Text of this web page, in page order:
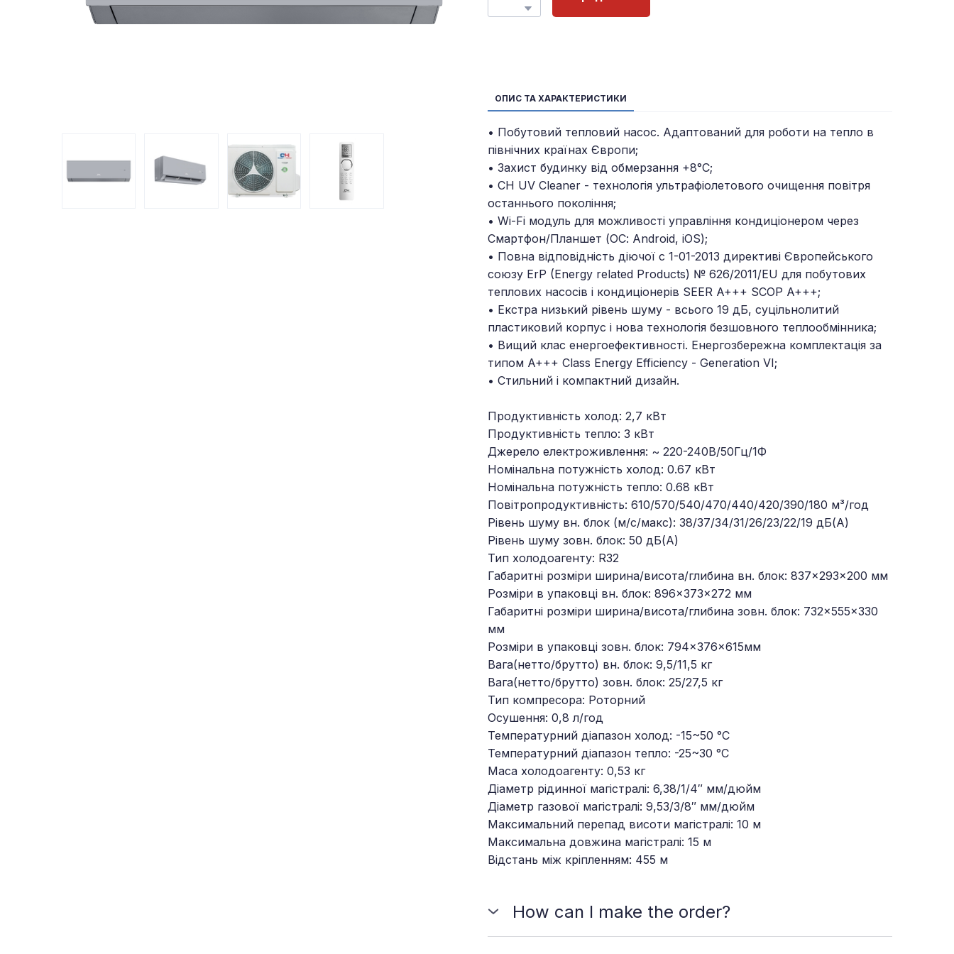
ОПИС ТА ХАРАКТЕРИСТИКИ
• Побутовий тепловий насос. Адаптований для роботи на тепло в
північних країнах Європи;
• Захист будинку від обмерзання +8°C;
• CH UV Cleaner - технологія ультрафіолетового очищення повітря
останнього покоління;
• Wi-Fi модуль для можливості управління кондиціонером через
Смартфон/Планшет (ОС: Android, iOS);
• Повна відповідність діючої c 1-01-2013 директиві Європейського
союзу ErP (Energy related Products) № 626/2011/EU для побутових
теплових насосів і кондиціонерів SEER A+++ SCOP A+++;
• Екстра низький рівень шуму - всього 19 дБ, суцільнолитий
пластиковий корпус і нова технологія безшовного теплообмінника;
• Вищий клас енергоефективності. Енергозбережна комплектація за
типом A+++ Class Energy Efficiency - Generation VI;
• Стильний і компактний дизайн.
Продуктивність холод: 2,7 кВт
Продуктивність тепло: 3 кВт
Джерело електроживлення: ~ 220-240В/50Гц/1Ф
Номінальна потужність холод: 0.67 кВт
Номінальна потужність тепло: 0.68 кВт
Повітропродуктивність: 610/570/540/470/440/420/390/180 м³/год
Рівень шуму вн. блок (м/с/макс): 38/37/34/31/26/23/22/19 дБ(А)
Рівень шуму зовн. блок: 50 дБ(А)
Тип холодоагенту: R32
Габаритні розміри ширина/висота/глибина вн. блок: 837×293×200 мм
Розміри в упаковці вн. блок: 896×373×272 мм
Габаритні розміри ширина/висота/глибина зовн. блок: 732×555×330
мм
Розміри в упаковці зовн. блок: 794×376×615мм
Вага(нетто/брутто) вн. блок: 9,5/11,5 кг
Вага(нетто/брутто) зовн. блок: 25/27,5 кг
Тип компресора: Роторний
Осушення: 0,8 л/год
Температурний діапазон холод: -15~50 °С
Температурний діапазон тепло: -25~30 °С
Маса холодоагенту: 0,53 кг
Діаметр рідинної магістралі: 6,38/1/4″ мм/дюйм
Діаметр газової магістралі: 9,53/3/8″ мм/дюйм
Максимальний перепад висоти магістралі: 10 м
Максимальна довжина магістралі: 15 м
Відстань між кріпленням: 455 м
How can I make the order?